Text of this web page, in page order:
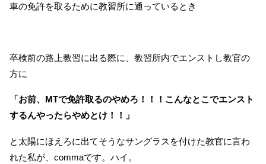
車の免許を取るために教習所に通っているとき
卒検前の路上教習に出る際に、教習所内でエンストし教官の
方に
「お前、MTで免許取るのやめろ！！！こんなとこでエンスト
するんやったらやめとけ！！」
と太陽にほえろに出てそうなサングラスを付けた教官に言わ
れた私が、commaです。ハイ。